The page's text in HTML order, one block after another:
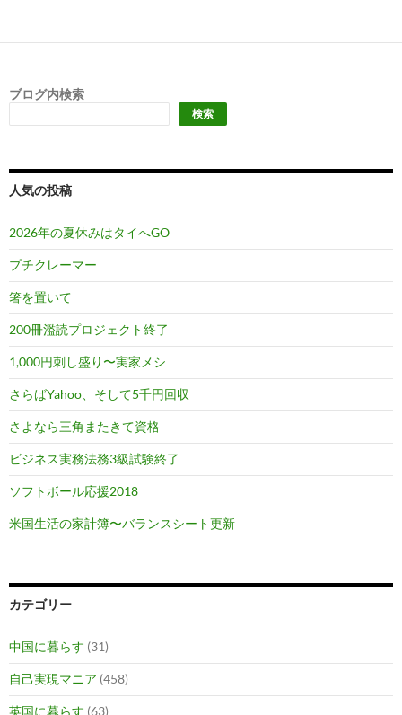
ブログ内検索
検索
人気の投稿
2026年の夏休みはタイへGO
プチクレーマー
箸を置いて
200冊濫読プロジェクト終了
1,000円刺し盛り〜実家メシ
さらばYahoo、そして5千円回収
さよなら三角またきて資格
ビジネス実務法務3級試験終了
ソフトボール応援2018
米国生活の家計簿〜バランスシート更新
カテゴリー
中国に暮らす (31)
自己実現マニア (458)
英国に暮らす (63)